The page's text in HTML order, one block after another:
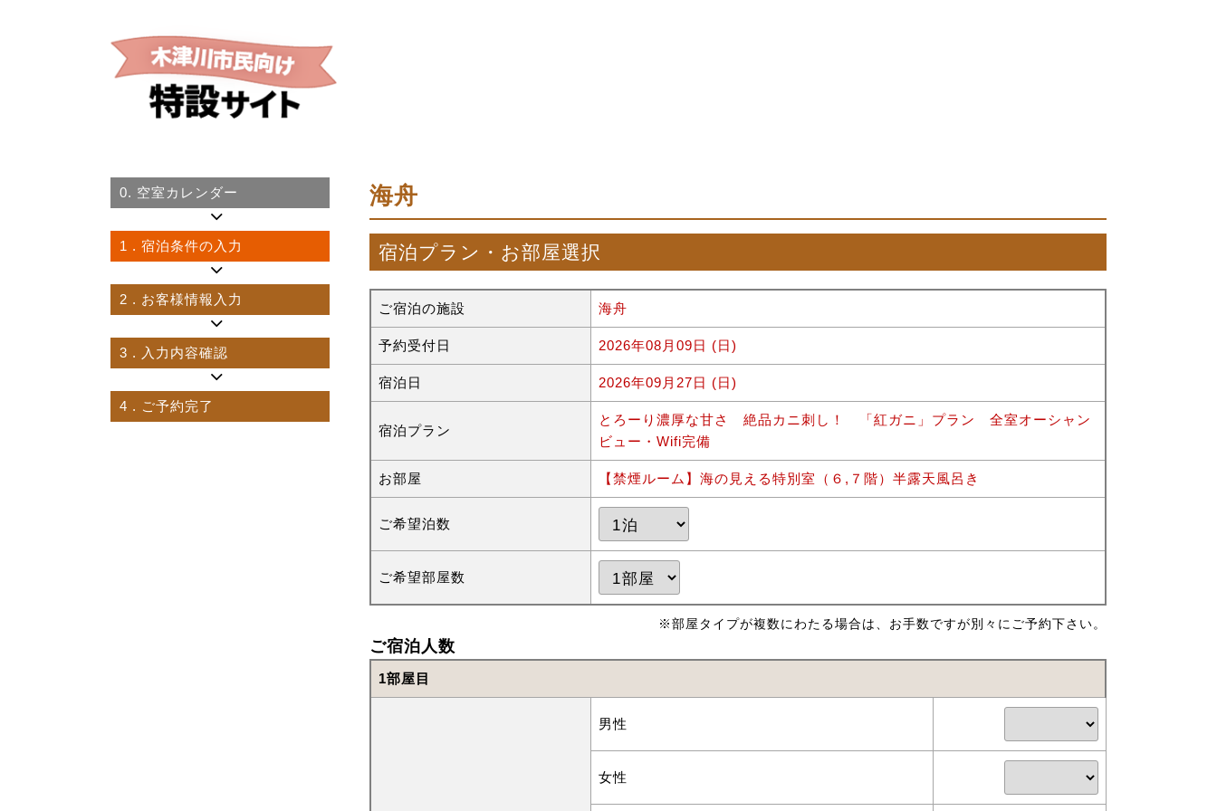
0. 空室カレンダー
1 . 宿泊条件の入力
2 . お客様情報入力
3 . 入力内容確認
4 . ご予約完了
海舟
宿泊プラン・お部屋選択
ご宿泊の施設 海舟
予約受付日 2026年08月09日 (日)
宿泊日 2026年09月27日 (日)
宿泊プラン
とろーり濃厚な甘さ 絶品カニ刺し！ 「紅ガニ」プラン 全室オーシャン
ビュー・Wifi完備
お部屋 【禁煙ルーム】海の見える特別室（６,７階）半露天風呂き
ご希望泊数
ご希望部屋数
※部屋タイプが複数にわたる場合は、お手数ですが別々にご予約下さい。
ご宿泊人数
1部屋目
男性
女性